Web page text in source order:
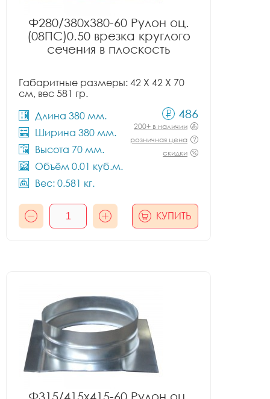
Ф280/380x380-60 Рулон оц.
(08ПС)0.50 врезка круглого
сечения в плоскость
Габаритные размеры: 42 X 42 X 70
см, вес 581 гр.
Длина 380 мм.
Ширина 380 мм.
Высота 70 мм.
Объём 0.01 куб.м.
Вес: 0.581 кг.
486
200+ в наличии
розничная цена
скидки
КУПИТЬ
Ф315/415x415-60 Рулон оц.